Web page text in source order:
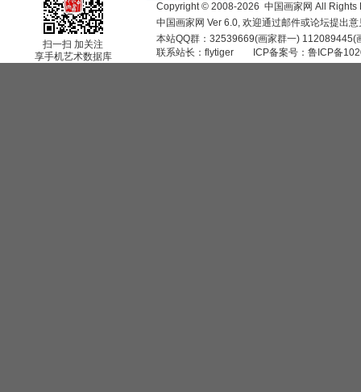
扫一扫 加关注
享手机艺术数据库
Copyright © 2008-2026 中国画家网 All Rights
中国画家网 Ver 6.0, 欢迎通过邮件或论坛提出
本站QQ群：32539669(画家群一)
联系站长： flytiger ICP备案号： 鲁ICP备